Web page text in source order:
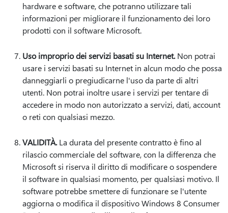
hardware e software, che potranno utilizzare tali
informazioni per migliorare il funzionamento dei loro
prodotti con il software Microsoft.
Uso improprio dei servizi basati su Internet.Non potrai
usare i servizi basati su Internet in alcun modo che possa
danneggiarli o pregiudicarne l'uso da parte di altri
utenti. Non potrai inoltre usare i servizi per tentare di
accedere in modo non autorizzato a servizi, dati, account
o reti con qualsiasi mezzo.
VALIDITÀ.La durata del presente contratto è fino al
rilascio commerciale del software, con la differenza che
Microsoft si riserva il diritto di modificare o sospendere
il software in qualsiasi momento, per qualsiasi motivo. Il
software potrebbe smettere di funzionare se l'utente
aggiorna o modifica il dispositivo Windows 8 Consumer